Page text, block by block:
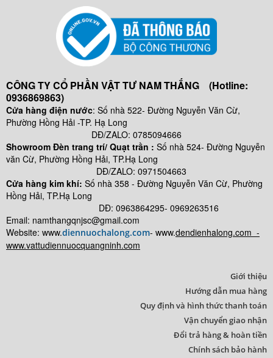
CÔNG TY CỔ PHẦN VẬT TƯ NAM THẮNG (Hotline:
0936869863)
Cửa hàng điện nước: Số nhà 522- Đường Nguyễn Văn Cừ,
Phường Hồng Hải -TP. Hạ Long
DĐ/ZALO: 0785094666
Showroom Đèn trang trí/ Quạt trần : Số nhà 524- Đường Nguyễn
văn Cừ, Phường Hồng Hải, TP.Hạ Long
DĐ/ZALO: 0971504663
Cửa hàng kim khí: Số nhà 358 - Đường Nguyễn Văn Cừ, Phường
Hồng Hải, TP.Hạ Long
DĐ: 0963864295- 0969263516
Email: namthangqnjsc@gmail.com
Website: www.diennuochalong.com- www.dendienhalong.com -
www.vattudiennuocquangninh.com
Giới thiệu
Hướng dẫn mua hàng
Quy định và hình thức thanh toán
Vận chuyển giao nhận
Đổi trả hàng & hoàn tiền
Chính sách bảo hành